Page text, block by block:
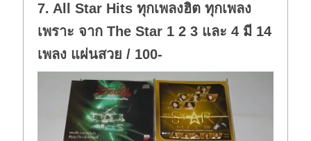
7. All Star Hits ทุกเพลงฮิต ทุกเพลง
เพราะ จาก The Star 1 2 3 และ 4 มี 14
เพลง แผ่นสวย / 100-